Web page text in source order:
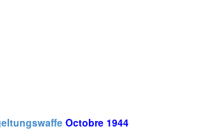
Octobre 1944